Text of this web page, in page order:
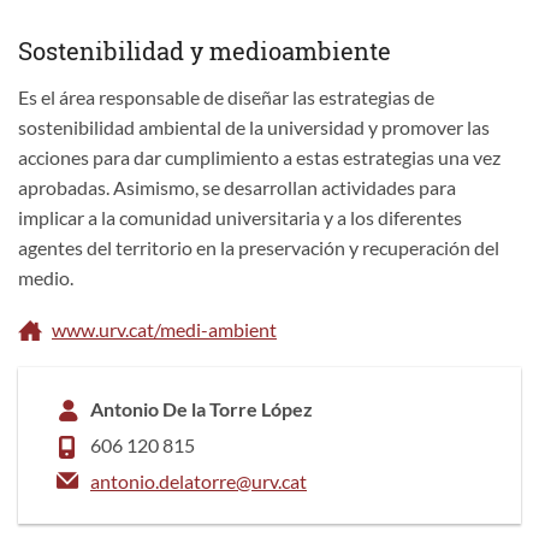
Sostenibilidad y medioambiente
Es el área responsable de diseñar las estrategias de
sostenibilidad ambiental de la universidad y promover las
acciones para dar cumplimiento a estas estrategias una vez
aprobadas. Asimismo, se desarrollan actividades para
implicar a la comunidad universitaria y a los diferentes
agentes del territorio en la preservación y recuperación del
medio.
www.urv.cat/medi-ambient
Antonio De la Torre López
606 120 815
antonio.delatorre@urv.cat